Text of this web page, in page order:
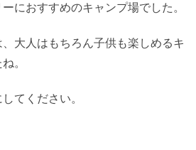
におすすめのキャンプ場でした。
大人はもちろん子供も楽しめるキ
。
てください。